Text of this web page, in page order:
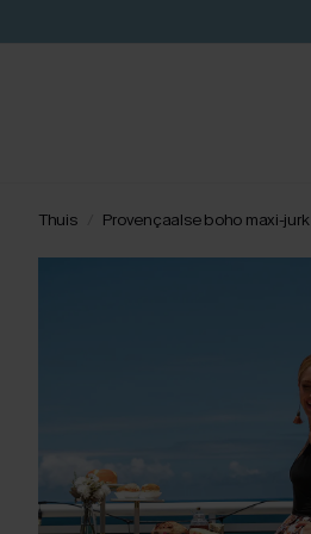
Thuis Provençaalse boho maxi-jurk